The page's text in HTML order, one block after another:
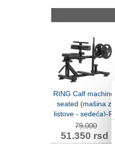
RING Calf machine -
seated (mašina za
listove - sedeća)-RP
H-CALF
51.350 rsd
79.000